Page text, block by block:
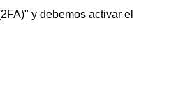
y debemos activar el